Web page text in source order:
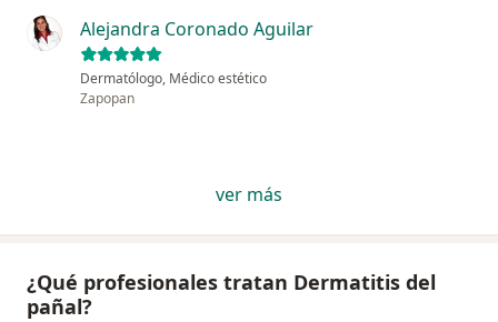
Alejandra Coronado Aguilar
Dermatólogo, Médico estético
Zapopan
ver más
¿Qué profesionales tratan Dermatitis del
pañal?